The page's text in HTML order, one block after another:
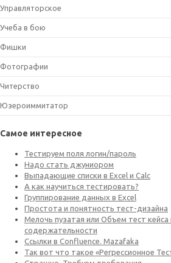
Управляторское
Учеба в бою
Фишки
Фотографии
Читерство
Юзероиммитатор
Самое интересное